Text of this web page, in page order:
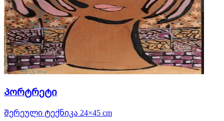
Პორტრეტი
Შერეული ტექნიკა 24×45 cm